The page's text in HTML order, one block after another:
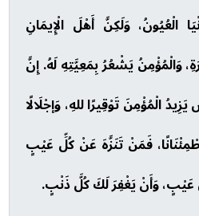
الْعُيُونُ، وَلَكِنَّ أَهْلَ الْإِيمَانِ
وَالْمُؤْمِنُ يَشْعُرُ بِمَعِيَّتِهِ لَهُ. إِنَّ
الْمُؤْمِنَ تَوْقِيرًا للهِ، وَإجْلَالًا
فَمَنْ تَنَزَّهَ عَنْ كُلِّ عَيْبٍ
وَأَنْ يَغْفِرَ لَكَ كُلَّ ذَنْبٍ.